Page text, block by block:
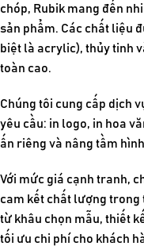
chóp, Rubik mang đến
sản phẩm. Các chất liệu
biệt là acrylic), thủy tinh
toàn cao.
Chúng tôi cung cấp dịch
yêu cầu: in logo, in hoa
ấn riêng và nâng tầm
Với mức giá cạnh tranh,
cam kết chất lượng trong
từ khâu chọn mẫu, thiết
tối ưu chi phí cho khách